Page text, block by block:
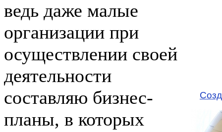
ведь даже малые
организации при
осуществлении своей
деятельности
составляю бизнес-
планы, в которых